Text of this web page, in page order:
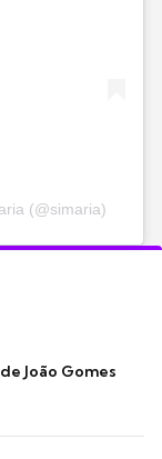
(@simaria)
João Gomes